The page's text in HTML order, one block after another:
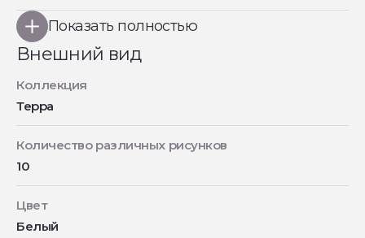
Показать полностью
Внешний вид
Коллекция
Терра
Количество различных рисунков
10
Цвет
Белый